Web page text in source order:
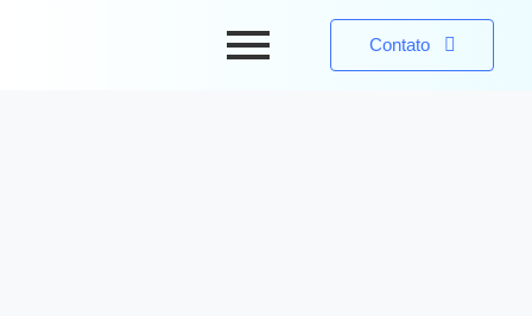
Contato